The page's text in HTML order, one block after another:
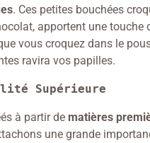
. Ces petites bouchées
apportent une touche
vous croquez dans le
ravira vos papilles.
Supérieure
à partir de matières
une grande